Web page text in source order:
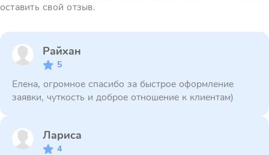
оставить свой отзыв.
Райхан
5
Елена, огромное спасибо за быстрое оформление
заявки, чуткость и доброе отношение к клиентам)
Лариса
4